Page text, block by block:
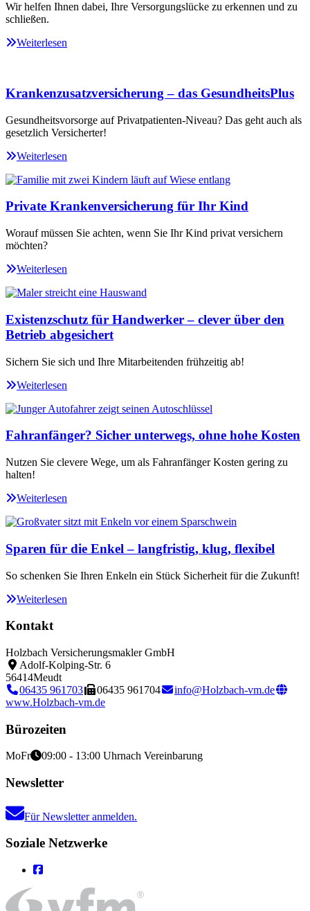
Wir helfen Ihnen dabei, Ihre Versorgungslücke zu erkennen und zu
schließen.
Weiterlesen
Krankenzusatzversicherung – das GesundheitsPlus
Gesundheitsvorsorge auf Privatpatienten-Niveau? Das geht auch als
gesetzlich Versicherter!
Weiterlesen
Private Krankenversicherung für Ihr Kind
Worauf müssen Sie achten, wenn Sie Ihr Kind privat versichern
möchten?
Weiterlesen
Existenzschutz für Handwerker – clever über den
Betrieb abgesichert
Sichern Sie sich und Ihre Mitarbeitenden frühzeitig ab!
Weiterlesen
Fahranfänger? Sicher unterwegs, ohne hohe Kosten
Nutzen Sie clevere Wege, um als Fahranfänger Kosten gering zu
halten!
Weiterlesen
Sparen für die Enkel – langfristig, klug, flexibel
So schenken Sie Ihren Enkeln ein Stück Sicherheit für die Zukunft!
Weiterlesen
Kontakt
Holzbach Versicherungsmakler GmbH
Adolf-Kolping-Str. 6
56414Meudt
06435 961703
06435 961704
info@Holzbach-vm.de
www.Holzbach-vm.de
Bürozeiten
MoFr 09:00 - 13:00 Uhrnach Vereinbarung
Newsletter
Für Newsletter anmelden.
Soziale Netzwerke